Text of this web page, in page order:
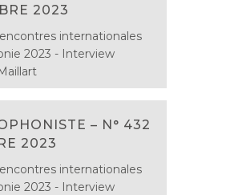
2023
internationales
2023 - Interview
– N° 432
2023
internationales
2023 - Interview